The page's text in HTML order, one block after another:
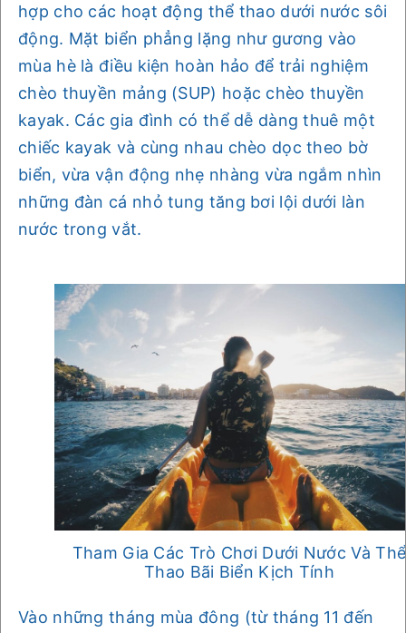
hợp cho các hoạt động thể thao dưới nước sôi
động. Mặt biển phẳng lặng như gương vào
mùa hè là điều kiện hoàn hảo để trải nghiệm
chèo thuyền mảng (SUP) hoặc chèo thuyền
kayak. Các gia đình có thể dễ dàng thuê một
chiếc kayak và cùng nhau chèo dọc theo bờ
biển, vừa vận động nhẹ nhàng vừa ngắm nhìn
những đàn cá nhỏ tung tăng bơi lội dưới làn
nước trong vắt.
Tham Gia Các Trò Chơi Dưới Nước Và Thể
Thao Bãi Biển Kịch Tính
Vào những tháng mùa đông (từ tháng 11 đến